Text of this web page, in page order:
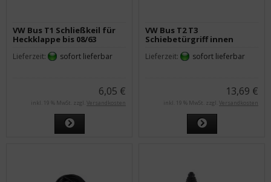
VW Bus T1 Schließkeil für
Heckklappe bis 08/63
Lieferzeit: sofort lieferbar
6,05 €
inkl. 19 % MwSt. zzgl. Versandkosten
VW Bus T2 T3
Schiebetürgriff innen
Lieferzeit: sofort lieferbar
13,69 €
inkl. 19 % MwSt. zzgl. Versandkosten